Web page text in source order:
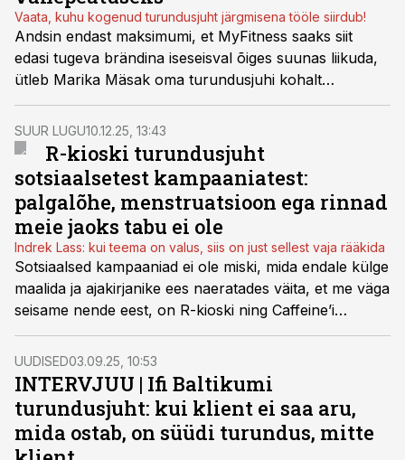
Vaata, kuhu kogenud turundusjuht järgmisena tööle siirdub!
Andsin endast maksimumi, et MyFitness saaks siit
edasi tugeva brändina iseseisval õiges suunas liikuda,
ütleb Marika Mäsak oma turundusjuhi kohalt
lahkumise otsust kommenteerides.
SUUR LUGU10.12.25, 13:43
R-kioski turundusjuht
sotsiaalsetest kampaaniatest:
palgalõhe, menstruatsioon ega rinnad
meie jaoks tabu ei ole
Indrek Lass: kui teema on valus, siis on just sellest vaja rääkida
Sotsiaalsed kampaaniad ei ole miski, mida endale külge
maalida ja ajakirjanike ees naeratades väita, et me väga
seisame nende eest, on R-kioski ning Caffeine’i
turundus- ja kommunikatsioonijuht Indrek Lass
resoluutne.
UUDISED03.09.25, 10:53
INTERVJUU | Ifi Baltikumi
turundusjuht: kui klient ei saa aru,
mida ostab, on süüdi turundus, mitte